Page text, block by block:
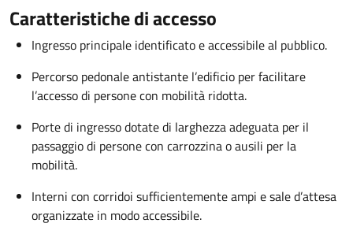
Caratteristiche di accesso
Ingresso principale identificato e accessibile al pubblico.
Percorso pedonale antistante l’edificio per facilitare
l’accesso di persone con mobilità ridotta.
Porte di ingresso dotate di larghezza adeguata per il
passaggio di persone con carrozzina o ausili per la
mobilità.
Interni con corridoi sufficientemente ampi e sale d’attesa
organizzate in modo accessibile.